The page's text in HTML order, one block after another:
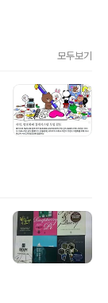
모두보기